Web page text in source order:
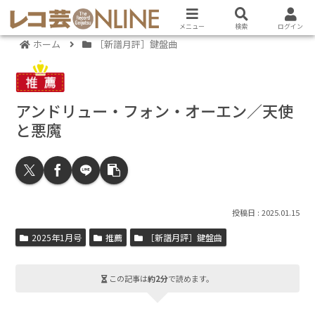
ホーム ［新譜月評］鍵盤曲
アンドリュー・フォン・オーエン／天使
と悪魔
2025.01.15
2025年1月号 推薦 ［新譜月評］鍵盤曲
この記事は約2分で読めます。
メニュー 検索 ログイン